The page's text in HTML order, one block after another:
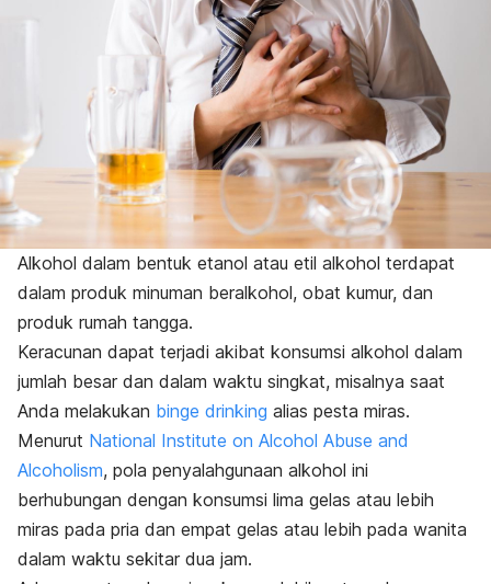
Alkohol dalam bentuk etanol atau etil alkohol terdapat
dalam produk minuman beralkohol, obat kumur, dan
produk rumah tangga.
Keracunan dapat terjadi akibat konsumsi alkohol dalam
jumlah besar dan dalam waktu singkat, misalnya saat
Anda melakukan binge drinking alias pesta miras.
Menurut National Institute on Alcohol Abuse and
Alcoholism, pola penyalahgunaan alkohol ini
berhubungan dengan konsumsi lima gelas atau lebih
miras pada pria dan empat gelas atau lebih pada wanita
dalam waktu sekitar dua jam.